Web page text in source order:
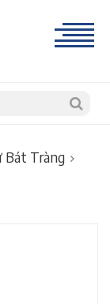
Bát Tràng